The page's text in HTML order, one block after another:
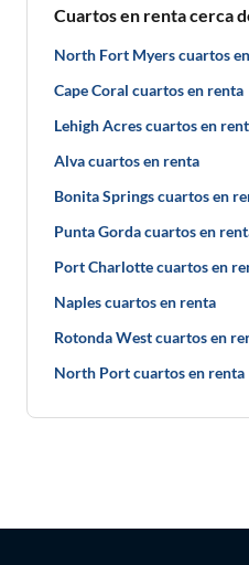
Cuartos en renta cerca
North Fort Myers cuartos
Cape Coral cuartos en renta
Lehigh Acres cuartos en
Alva cuartos en renta
Bonita Springs cuartos en
Punta Gorda cuartos en
Port Charlotte cuartos en
Naples cuartos en renta
Rotonda West cuartos en
North Port cuartos en renta